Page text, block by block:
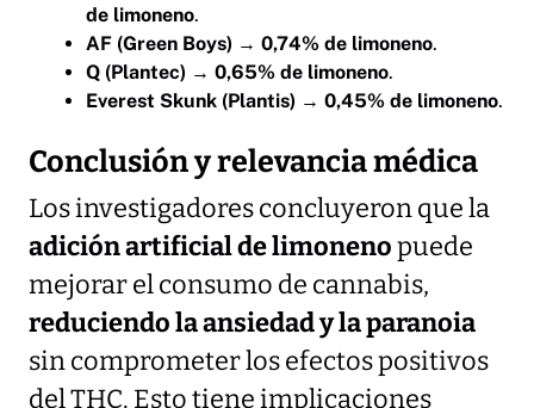
de limoneno.
AF (Green Boys) → 0,74% de limoneno.
Q (Plantec) → 0,65% de limoneno.
Everest Skunk (Plantis) → 0,45% de limoneno.
Conclusión y relevancia médica
Los investigadores concluyeron que la
adición artificial de limonenopuede
mejorar el consumo de cannabis,
reduciendo la ansiedad y la paranoia
sin comprometer los efectos positivos
del THC. Esto tiene implicaciones